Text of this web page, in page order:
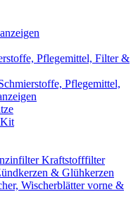
Pflegemittel, Filter &
Pflegemittel,
Kraftstofffilter
& Glühkerzen
Wischerblätter vorne &